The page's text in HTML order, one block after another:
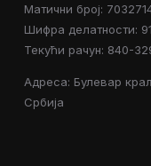
Матични број:
Шифра делатности:
Текући рачун: 840-
Адреса: Булевар
Србија